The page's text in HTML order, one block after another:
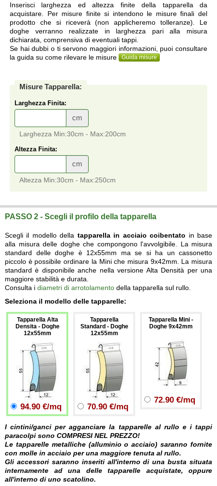
Inserisci larghezza ed altezza finite della tapparella da
acquistare. Per misure finite si intendono le misure finali del
prodotto che si riceverà (non applicheremo tolleranze). Le
doghe verranno realizzate in larghezza pari alla misura
dichiarata, comprensiva di eventuali tappi.
Se hai dubbi o ti servono maggiori informazioni, puoi consultare
la guida su come rilevare le misure
Guida misure
Misure Tapparella:
Larghezza Finita:
cm
Larghezza Min:30cm - Max:200cm
Altezza Finita:
cm
Altezza Min:30cm - Max:250cm
PASSO 2 - Scegli il profilo della tapparella
Scegli il modello della tapparella in acciaio coibentato in base
alla misura delle doghe che compongono l'avvolgibile. La misura
standard delle doghe è 12x55mm ma se si ha un cassonetto
piccolo è possibile ordinare la Mini che misura 9x42mm. La misura
standard è disponibile anche nella versione Alta Densità per una
maggiore stabilità e durata.
Consulta i diametri di arrotolamento della tapparella sul rullo.
Seleziona il modello delle tapparelle:
Tapparella Alta
Densita - Doghe
12x55mm
94.90 €/mq
Tapparella
Standard - Doghe
12x55mm
70.90 €/mq
Tapparella Mini -
Doghe 9x42mm
72.90 €/mq
I cintini/ganci per agganciare la tapparelle al rullo e i tappi
paracolpi sono COMPRESI NEL PREZZO!
Le tapparelle metalliche (alluminio o acciaio) saranno fornite
con molle in acciaio per una maggiore tenuta al rullo.
Gli accessori saranno inseriti all'interno di una busta situata
internamente ad una delle tapparelle acquistate, oppure
all'interno di uno scatolino.